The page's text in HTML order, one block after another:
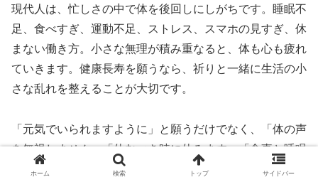
現代人は、忙しさの中で体を後回しにしがちです。睡眠不
足、食べすぎ、運動不足、ストレス、スマホの見すぎ、休
まない働き方。小さな無理が積み重なると、体も心も疲れ
ていきます。健康長寿を願うなら、祈りと一緒に生活の小
さな乱れを整えることが大切です。
「元気でいられますように」と願うだけでなく、「体の声
を無視しません」「休むべき時に休みます」「食事と睡眠
を軽く扱いません」「長く働ける生活へ戻します」と決め
ホーム 検索 トップ サイドバー